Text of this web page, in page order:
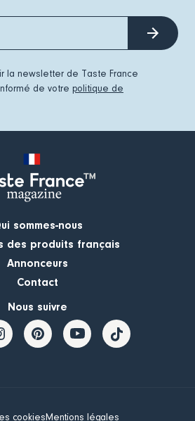
la newsletter de Taste France
de votre politique de
sommes-nous
des produits français
Annonceurs
Contact
Nous suivre
cookiesMentions légales